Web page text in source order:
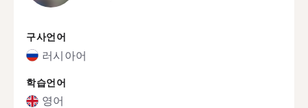
구사언어
러시아어
학습언어
영어